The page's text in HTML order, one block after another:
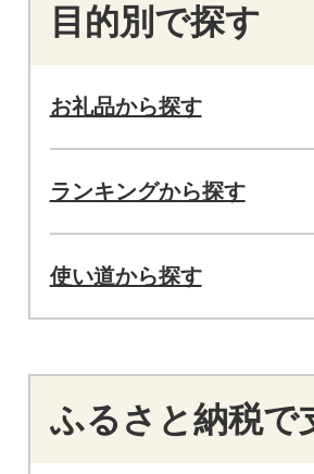
目的別で探す
お礼品から探す
ランキングから探す
使い道から探す
ふるさと納税で